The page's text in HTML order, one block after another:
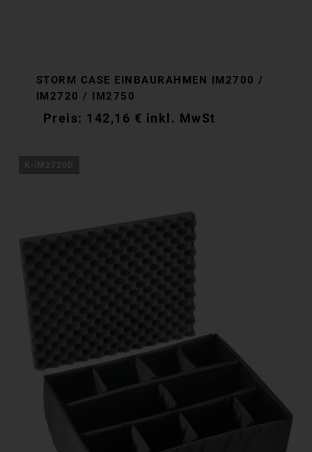
STORM CASE EINBAURAHMEN IM2700 /
IM2720 / IM2750
142,16 € inkl. MwSt